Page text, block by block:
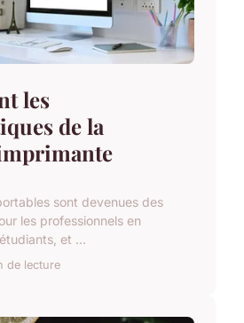
les
de la
sont devenues des
les professionnels en
et ...
de lecture